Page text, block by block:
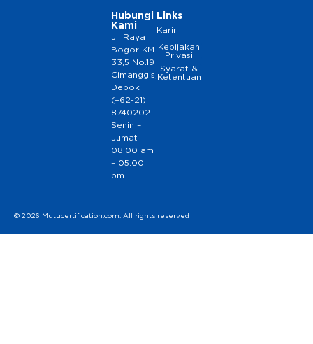
Hubungi
Kami
Jl. Raya
Bogor KM
33,5 No.19
Cimanggis,
Depok
(+62-21)
8740202
Senin –
Jumat
08:00 am
– 05:00
pm
Links
Karir
Kebijakan
Privasi
Syarat &
Ketentuan
© 2026 Mutucertification.com. All rights reserved